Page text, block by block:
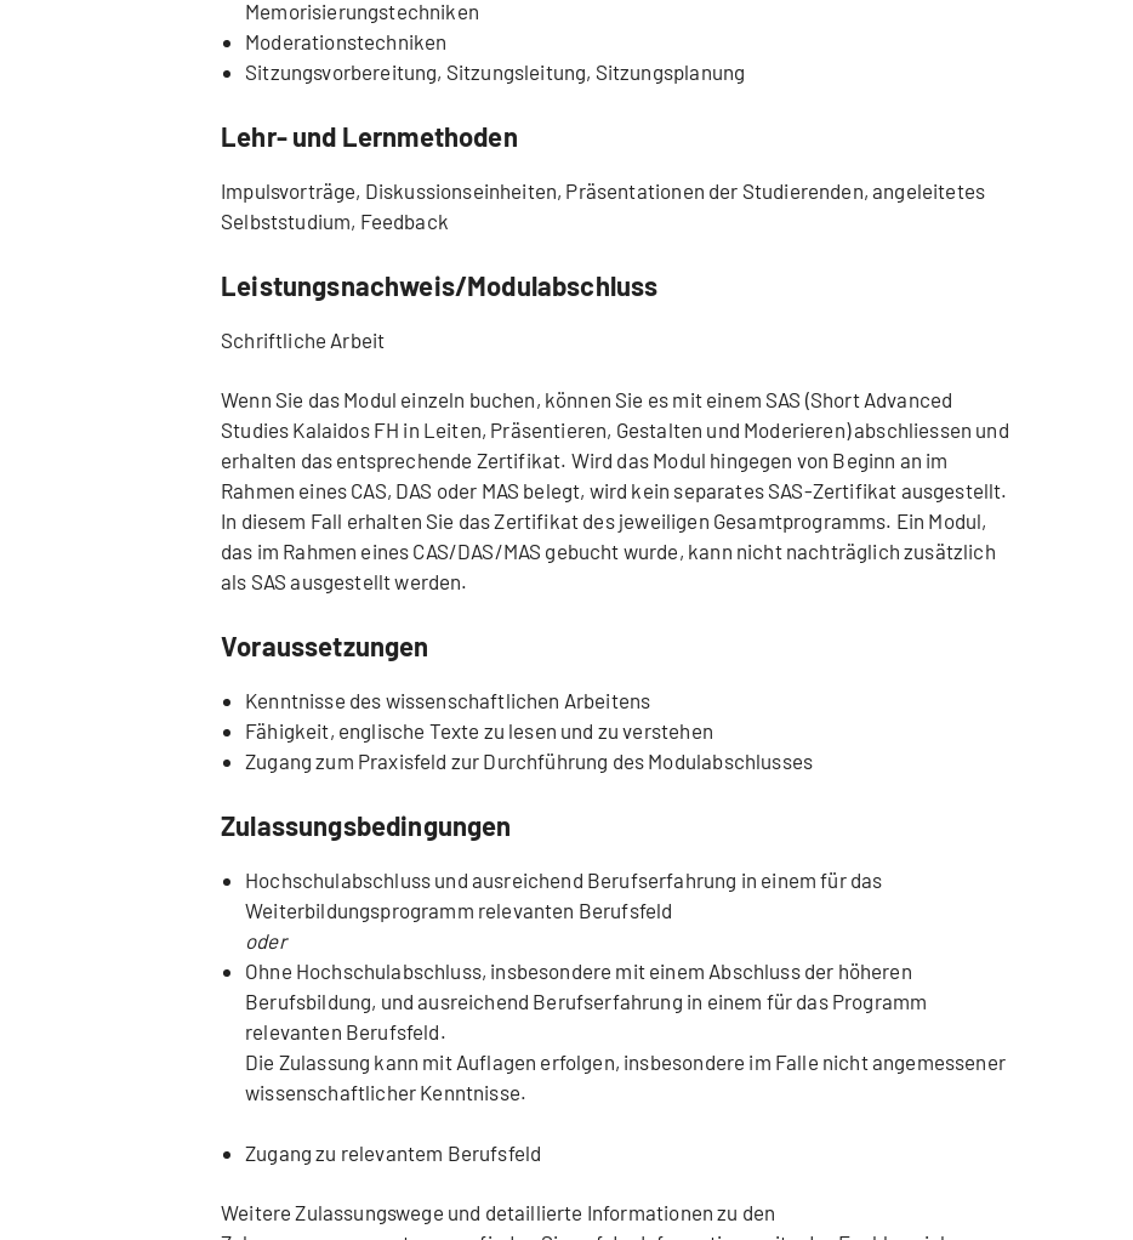
Memorisierungstechniken
Moderationstechniken
Sitzungsvorbereitung, Sitzungsleitung, Sitzungsplanung
Lehr- und Lernmethoden
Impulsvorträge, Diskussionseinheiten, Präsentationen der Studierenden, angeleitetes
Selbststudium, Feedback
Leistungsnachweis/Modulabschluss
Schriftliche Arbeit
Wenn Sie das Modul einzeln buchen, können Sie es mit einem SAS (Short Advanced
Studies Kalaidos FH in Leiten, Präsentieren, Gestalten und Moderieren) abschliessen und
erhalten das entsprechende Zertifikat. Wird das Modul hingegen von Beginn an im
Rahmen eines CAS, DAS oder MAS belegt, wird kein separates SAS-Zertifikat ausgestellt.
In diesem Fall erhalten Sie das Zertifikat des jeweiligen Gesamtprogramms. Ein Modul,
das im Rahmen eines CAS/DAS/MAS gebucht wurde, kann nicht nachträglich zusätzlich
als SAS ausgestellt werden.
Voraussetzungen
Kenntnisse des wissenschaftlichen Arbeitens
Fähigkeit, englische Texte zu lesen und zu verstehen
Zugang zum Praxisfeld zur Durchführung des Modulabschlusses
Zulassungsbedingungen
Hochschulabschluss und ausreichend Berufserfahrung in einem für das
Weiterbildungsprogramm relevanten Berufsfeld
oder
Ohne Hochschulabschluss, insbesondere mit einem Abschluss der höheren
Berufsbildung, und ausreichend Berufserfahrung in einem für das Programm
relevanten Berufsfeld.
Die Zulassung kann mit Auflagen erfolgen, insbesondere im Falle nicht angemessener
wissenschaftlicher Kenntnisse.
Zugang zu relevantem Berufsfeld
Weitere Zulassungswege und detaillierte Informationen zu den